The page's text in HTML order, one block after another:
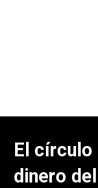
El círculo
dinero